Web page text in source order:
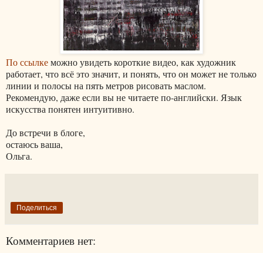
По ссылкеможно увидеть короткие видео, как художник
работает, что всё это значит, и понять, что он может не только
линии и полосы на пять метров рисовать маслом.
Рекомендую, даже если вы не читаете по-английски. Язык
искусства понятен интуитивно.
До встречи в блоге,
остаюсь ваша,
Ольга.
Поделиться
Комментариев нет: